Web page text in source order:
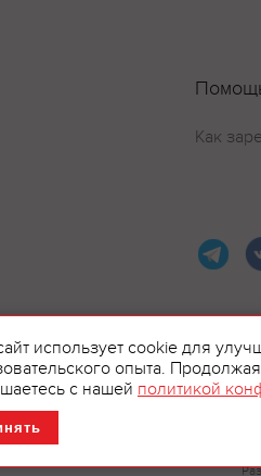
Как
использует cookie для
опыта.
с нашей политикой